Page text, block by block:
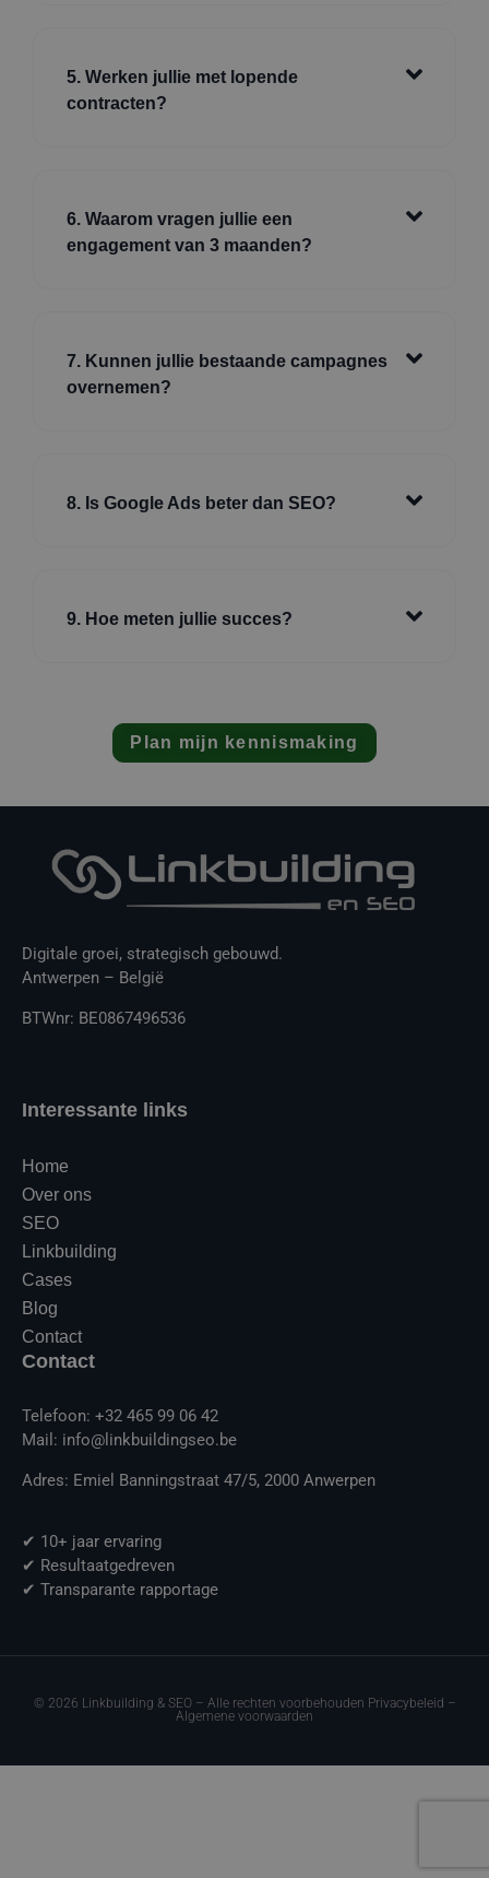
5. Werken jullie met lopende
contracten?
6. Waarom vragen jullie een
engagement van 3 maanden?
7. Kunnen jullie bestaande campagnes
overnemen?
8. Is Google Ads beter dan SEO?
9. Hoe meten jullie succes?
Plan mijn kennismaking
Digitale groei, strategisch gebouwd.
Antwerpen – België
BTWnr: BE0867496536
Interessante links
Home
Over ons
SEO
Linkbuilding
Cases
Blog
Contact
Contact
Telefoon: +32 465 99 06 42
Mail: info@linkbuildingseo.be
Adres: Emiel Banningstraat 47/5, 2000 Anwerpen
✔ 10+ jaar ervaring
✔ Resultaatgedreven
✔ Transparante rapportage
© 2026 Linkbuilding & SEO – Alle rechten voorbehouden Privacybeleid –
Algemene voorwaarden